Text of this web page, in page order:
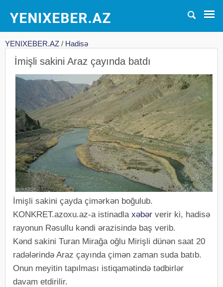
YENIXEBER.AZ / Hadisə
İmişli sakini Araz çayında batdı
İmişli sakini çayda çimərkən boğulub.
KONKRET.azoxu.az-a istinadla xəbər verir ki, hadisə
rayonun Rəsullu kəndi ərazisində baş verib.
Kənd sakini Turan Mirağa oğlu Mirişli dünən saat 20
radələrində Araz çayında çimən zaman suda batıb.
Onun meyitin tapılması istiqamətində tədbirlər
davam etdirilir.